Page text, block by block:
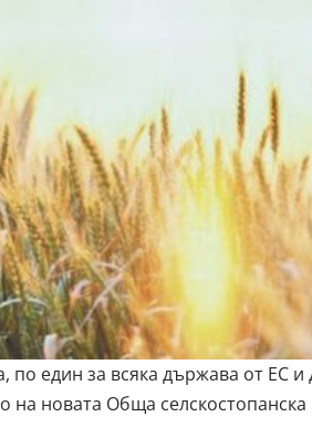
по един за всяка държава от ЕС и
на новата Обща селскостопанска